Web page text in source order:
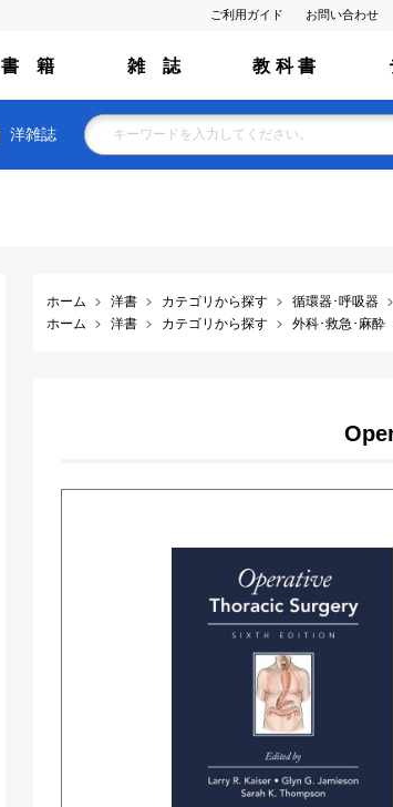
ご利用ガイド お問い合わせ
書 籍 雑 誌 教 科 書
洋雑誌
ホーム 洋書 カテゴリから探す 循環器･呼吸器
ホーム
洋書 カテゴリから探す 外科･救急･麻酔